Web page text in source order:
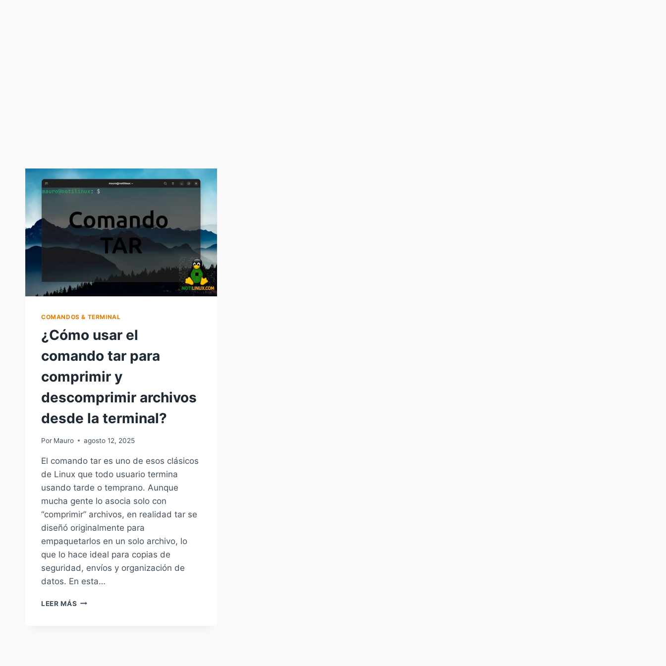
COMANDOS & TERMINAL
¿Cómo usar el
comando tar para
comprimir y
descomprimir archivos
desde la terminal?
Por Mauro agosto 12, 2025
El comando tar es uno de esos clásicos
de Linux que todo usuario termina
usando tarde o temprano. Aunque
mucha gente lo asocia solo con
“comprimir” archivos, en realidad tar se
diseñó originalmente para
empaquetarlos en un solo archivo, lo
que lo hace ideal para copias de
seguridad, envíos y organización de
datos. En esta…
LEER MÁS ¿CÓMO